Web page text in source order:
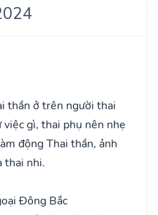
thần ở trên người thai
gì, thai phụ nên nhẹ
động Thai thần, ảnh
thai nhi.
Đông Bắc